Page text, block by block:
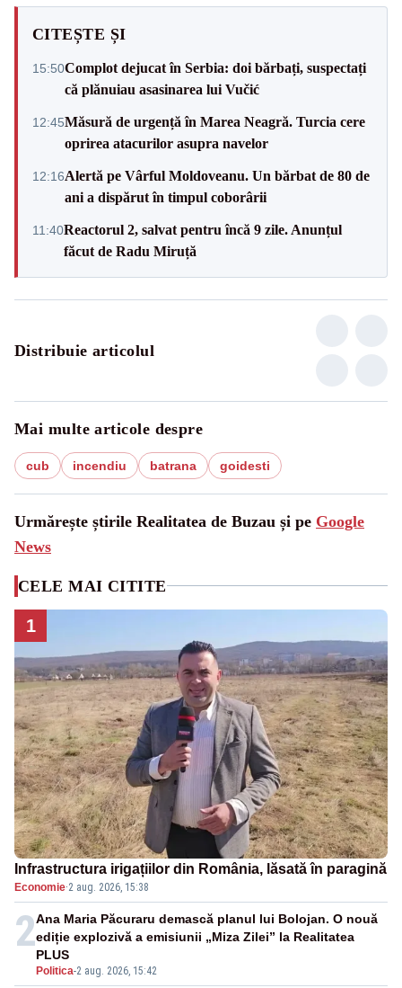
CITEȘTE ȘI
15:50Complot dejucat în Serbia: doi bărbați, suspectați
că plănuiau asasinarea lui Vučić
12:45Măsură de urgență în Marea Neagră. Turcia cere
oprirea atacurilor asupra navelor
12:16Alertă pe Vârful Moldoveanu. Un bărbat de 80 de
ani a dispărut în timpul coborârii
11:40Reactorul 2, salvat pentru încă 9 zile. Anunțul
făcut de Radu Miruță
Distribuie articolul
Mai multe articole despre
cub incendiu batrana goidesti
Urmărește știrile Realitatea de Buzau și pe Google
News
CELE MAI CITITE
1
Infrastructura irigațiilor din România, lăsată în paragină
Economie·2 aug. 2026, 15:38
2
Politica-2 aug. 2026, 15:42
Ana Maria Păcuraru demască planul lui Bolojan. O nouă
ediție explozivă a emisiunii „Miza Zilei” la Realitatea
PLUS